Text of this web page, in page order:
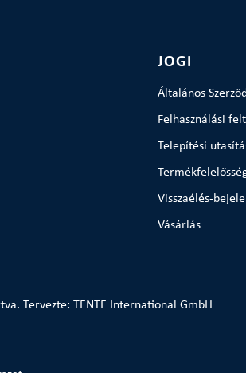
JOGI
Általános
Felhasználási
Telepítési
Visszaélés-
Vásárlás
Tervezte: TENTE International GmbH